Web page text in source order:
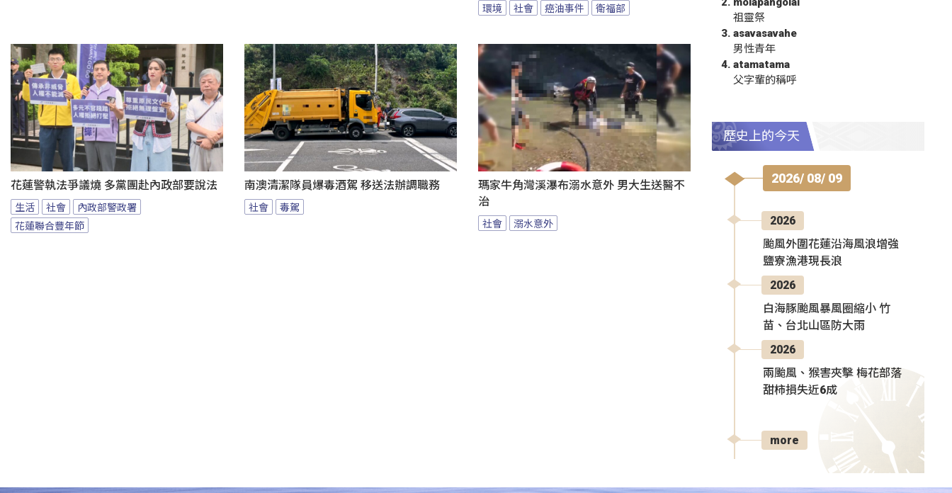
環境 社會 癌油事件 衛福部
花蓮警執法爭議燒 多黨團赴內政部要說法
生活 社會
內政部警政署
花蓮聯合豐年節
南澳清潔隊員爆毒酒駕 移送法辦調職務
社會 毒駕
瑪家牛角灣溪瀑布溺水意外 男大生送醫不
治
社會 溺水意外
祖靈祭
asavasavahe
男性青年
atamatama
父字輩的稱呼
歷史上的今天
2026/ 08/ 09
2026
颱風外圍花蓮沿海風浪增強
鹽寮漁港現長浪
2026
白海豚颱風暴風圈縮小 竹
苗、台北山區防大雨
2026
兩颱風、猴害夾擊 梅花部落
甜柿損失近6成
more